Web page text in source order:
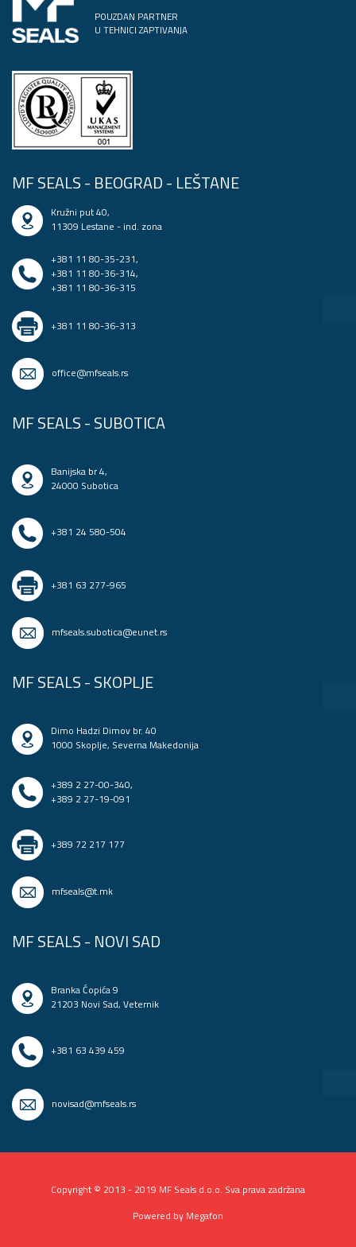
POUZDAN PARTNER
U TEHNICI ZAPTIVANJA
MF SEALS - BEOGRAD - LEŠTANE
Kružni put 40,
11309 Lestane - ind. zona
+381 11 80-35-231,
+381 11 80-36-314,
+381 11 80-36-315
+381 11 80-36-313
office@mfseals.rs
MF SEALS - SUBOTICA
Banijska br 4,
24000 Subotica
+381 24 580-504
+381 63 277-965
mfseals.subotica@eunet.rs
MF SEALS - SKOPLJE
Dimo Hadzi Dimov br. 40
1000 Skoplje, Severna Makedonija
+389 2 27-00-340,
+389 2 27-19-091
+389 72 217 177
mfseals@t.mk
MF SEALS - NOVI SAD
Branka Ćopića 9
21203 Novi Sad, Veternik
+381 63 439 459
novisad@mfseals.rs
Copyright © 2013 - 2019 MF Seals d.o.o. Sva prava zadržana
Powered by Megafon